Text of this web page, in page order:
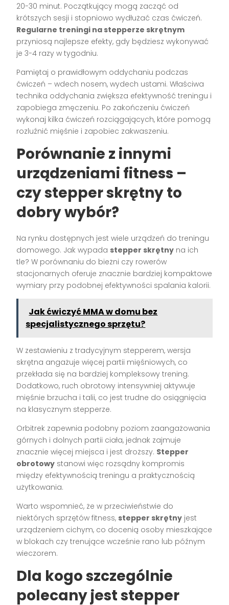
20-30 minut. Początkujący mogą zacząć od
krótszych sesji i stopniowo wydłużać czas ćwiczeń.
Regularne treningi na stepperze skrętnym
przyniosą najlepsze efekty, gdy będziesz wykonywać
je 3-4 razy w tygodniu.
Pamiętaj o prawidłowym oddychaniu podczas
ćwiczeń – wdech nosem, wydech ustami. Właściwa
technika oddychania zwiększa efektywność treningu i
zapobiega zmęczeniu. Po zakończeniu ćwiczeń
wykonaj kilka ćwiczeń rozciągających, które pomogą
rozluźnić mięśnie i zapobiec zakwaszeniu.
Porównanie z innymi
urządzeniami fitness –
czy stepper skrętny to
dobry wybór?
Na rynku dostępnych jest wiele urządzeń do treningu
domowego. Jak wypada stepper skrętny na ich
tle? W porównaniu do bieżni czy rowerów
stacjonarnych oferuje znacznie bardziej kompaktowe
wymiary przy podobnej efektywności spalania kalorii.
Jak ćwiczyć MMA w domu bez
specjalistycznego sprzętu?
W zestawieniu z tradycyjnym stepperem, wersja
skrętna angażuje więcej partii mięśniowych, co
przekłada się na bardziej kompleksowy trening.
Dodatkowo, ruch obrotowy intensywniej aktywuje
mięśnie brzucha i talii, co jest trudne do osiągnięcia
na klasycznym stepperze.
Orbitrek zapewnia podobny poziom zaangażowania
górnych i dolnych partii ciała, jednak zajmuje
znacznie więcej miejsca i jest droższy. Stepper
obrotowy stanowi więc rozsądny kompromis
między efektywnością treningu a praktycznością
użytkowania.
Warto wspomnieć, że w przeciwieństwie do
niektórych sprzętów fitness, stepper skrętny jest
urządzeniem cichym, co docenią osoby mieszkające
w blokach czy trenujące wcześnie rano lub późnym
wieczorem.
Dla kogo szczególnie
polecany jest stepper